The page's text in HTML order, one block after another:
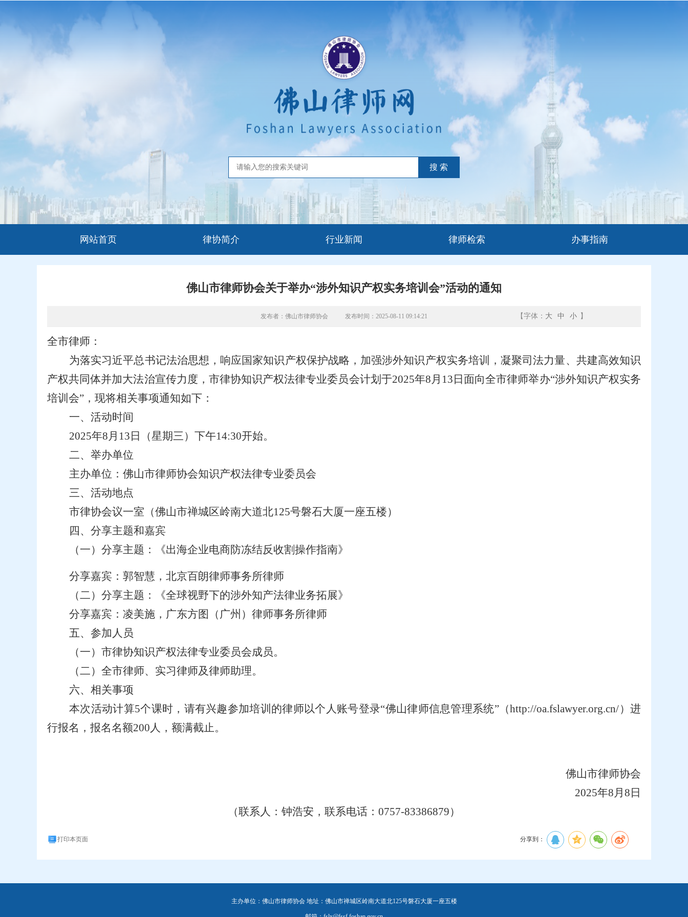
网站首页 律协简介 行业新闻 律师检索 办事指南
佛山市律师协会关于举办“涉外知识产权实务培训会”活动的通知
发布者：佛山市律师协会 发布时间：2025-08-11 09:14:21 【字体： 大 中 小 】
全市律师 ：
为落实习近平总书记法治思想，响应国家知识产权保护战略，加强涉外知识产权实务培训，凝聚司法力量、共建高效知识
产权共同体并加大法治宣传力度，市律协知识产权法律专业委员会计划于2025年8月13日面向全市律师举办“涉外知识产权实务
培训会”，现将相关事项通知如下：
一、 活动时间
2025年8月 13 日（星期三） 下午14:30开始。
二、举办单位
主办单位：佛山市律师协会知识产权法律专业委员会
三、活动地点
市律协会议一室（佛山市禅城区岭南大道北125号磐石大厦一座五楼）
四、分享主题和嘉宾
（一）分享主题：
《出海企业电商防冻结反收割操作指南》
分享嘉宾：郭智慧，北京百朗律师事务所律师
（二）分享主题：《全球视野下的涉外知产法律业务拓展》
分享嘉宾：凌美施， 广东方图（广州）律师事务所律师
五、参加人员
（一） 市律协知识产权法律专业委员会成员。
（二） 全市律师、实习律师及律师助理。
六、相关事项
本次活动计算5个课时，请有兴趣参加培训的律师以个人账号登录“佛山律师信息管理系统”（http://oa.fslawyer.org.cn/）进
行报名， 报名名额200人， 额满截止。
佛山市律师协会
2025年8月 8日
（联系人： 钟浩安 ，联系电话： 0757-83386879）
打印本页面 分享到：
主办单位：佛山市律师协会 地址：佛山市禅城区岭南大道北125号磐石大厦一座五楼